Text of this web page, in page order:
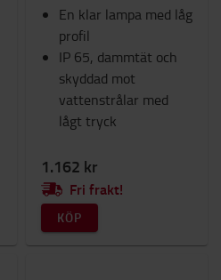
En klar lampa med låg
profil
IP 65, dammtät och
skyddad mot
vattenstrålar med
lågt tryck
1.162 kr
Fri frakt!
KÖP